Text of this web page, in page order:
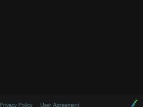
Privacy Policy User Agreement